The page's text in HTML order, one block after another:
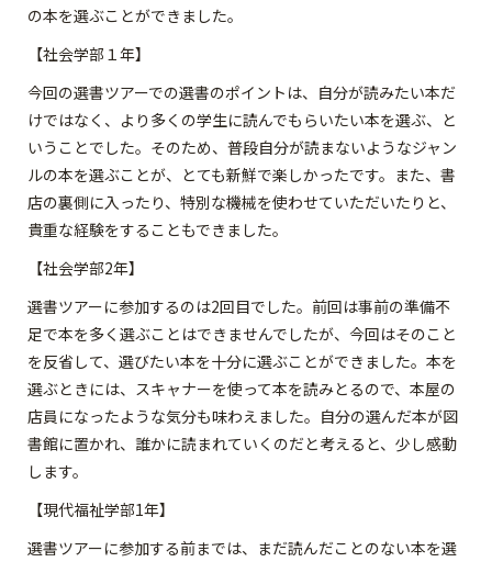
の本を選ぶことができました。
【社会学部１年】
今回の選書ツアーでの選書のポイントは、自分が読みたい本だ
けではなく、より多くの学生に読んでもらいたい本を選ぶ、と
いうことでした。そのため、普段自分が読まないようなジャン
ルの本を選ぶことが、とても新鮮で楽しかったです。また、書
店の裏側に入ったり、特別な機械を使わせていただいたりと、
貴重な経験をすることもできました。
【社会学部2年】
選書ツアーに参加するのは2回目でした。前回は事前の準備不
足で本を多く選ぶことはできませんでしたが、今回はそのこと
を反省して、選びたい本を十分に選ぶことができました。本を
選ぶときには、スキャナーを使って本を読みとるので、本屋の
店員になったような気分も味わえました。自分の選んだ本が図
書館に置かれ、誰かに読まれていくのだと考えると、少し感動
します。
【現代福祉学部1年】
選書ツアーに参加する前までは、まだ読んだことのない本を選